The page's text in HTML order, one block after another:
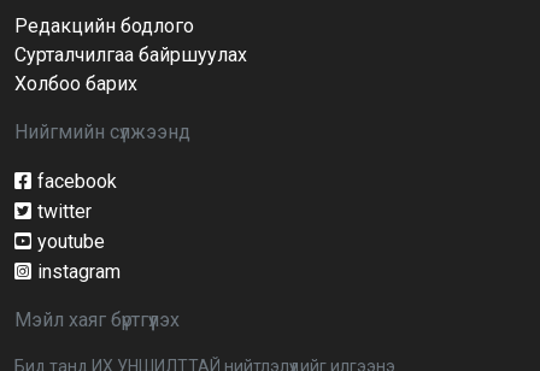
Иргэдийн төлөөлөгчдийн хурлын 2026 оны
нөхөн сонгууль 6 дугаар сарын 21-нд болно
Д.Тэгшбаяр: НҮБ-ын тогтоол санаачилж,
Улс төрийн намуудын 2025 оны тайлан олон
Редакцийн бодлого
Сурталчилгаа байршуулах
Холбоо барих
Нийгмийн сүлжээнд
facebook
twitter
youtube
instagram
Мэйл хаяг бүртгүүлэх
Бид танд ИХ УНШИЛТТАЙ нийтлэлүүдийг илгээнэ.